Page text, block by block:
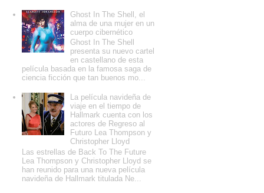
Ghost In The Shell, el
alma de una mujer en un
cuerpo cibernético
Ghost In The Shell
presenta su nuevo cartel
en castellano de esta
película basada en la famosa saga de
ciencia ficción que tan buenos mo...
La película navideña de
viaje en el tiempo de
Hallmark cuenta con los
actores de Regreso al
Futuro Lea Thompson y
Christopher Lloyd
Las estrellas de Back To The Future
Lea Thompson y Christopher Lloyd se
han reunido para una nueva película
navideña de Hallmark titulada Ne...